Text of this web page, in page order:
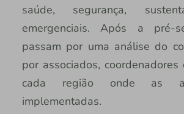
saúde, segurança,
emergenciais. Após a pré-
passam por uma análise do
por associados,
cada região onde as
implementadas.